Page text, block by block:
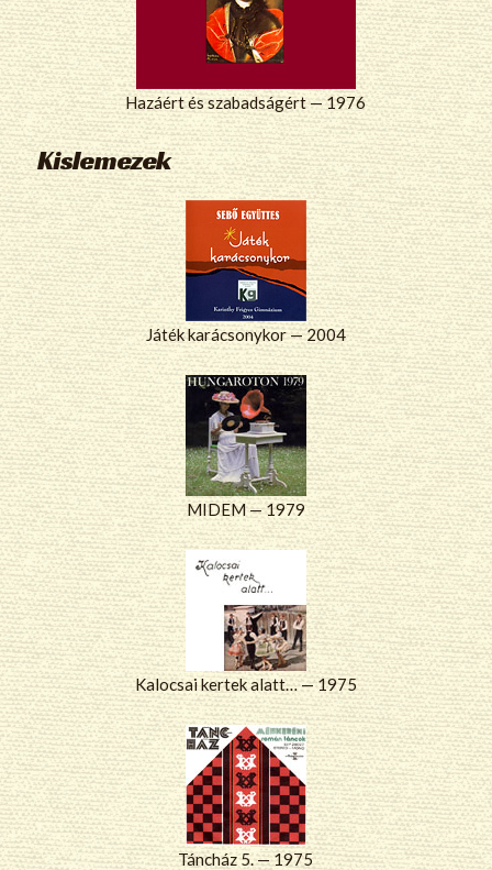
Hazáért és szabadságért — 1976
Kislemezek
Játék karácsonykor — 2004
MIDEM — 1979
Kalocsai kertek alatt… — 1975
Táncház 5. — 1975